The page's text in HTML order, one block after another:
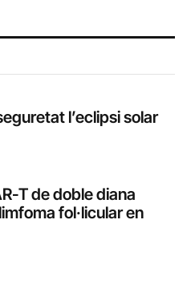
l’eclipsi solar
T de doble diana
fol·licular en